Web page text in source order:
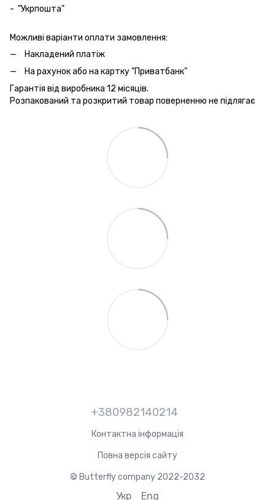
- "Укрпошта"
Можливі варіанти оплати замовлення:
Накладений платіж
На рахунок або на картку "Приватбанк"
Гарантія від виробника 12 місяців.
Розпакований та розкритий товар поверненню не підлягає
+380982140214
Контактна інформація
Повна версія сайту
© Butterfly company 2022-2032
Укр Eng